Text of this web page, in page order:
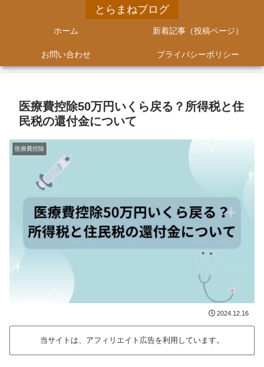
とらまねブログ
ホーム 新着記事（投稿ページ）
お問い合わせ プライバシーポリシー
医療費控除50万円いくら戻る？所得税と住
民税の還付金について
医療費控除
2024.12.16
当サイトは、アフィリエイト広告を利用しています。